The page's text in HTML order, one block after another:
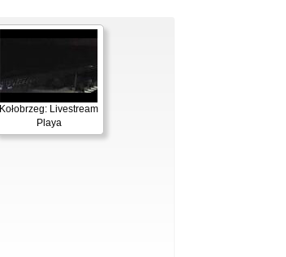
Kołobrzeg: Livestream
Playa